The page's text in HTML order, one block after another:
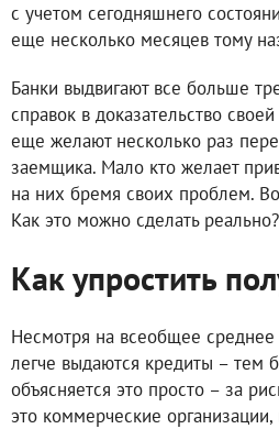
с учетом сегодняшнего
еще несколько месяцев тому
Банки выдвигают все больше
справок в доказательство
еще желают несколько раз
заемщика. Мало кто желает
на них бремя своих проблем.
Как это можно сделать реально?
Как упростить
Несмотря на всеобщее среднее
легче выдаются кредиты – тем
объясняется это просто – за
это коммерческие